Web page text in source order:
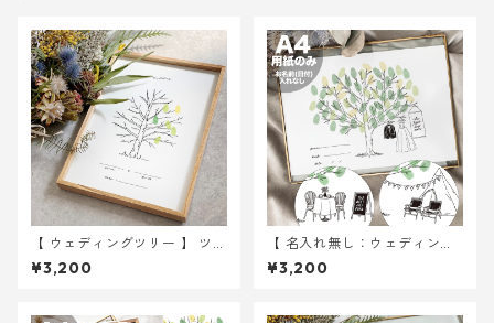
【 ウェディングツリー 】 ツリ
ー A4サイズ 用紙のみ ｜ 結婚
式 ウェディング
¥3,200
【 名入れ無し：ウェディング
ツリー 】 under the tree A4
サイズ 用紙のみ ｜ 結婚式 ウ
¥3,200